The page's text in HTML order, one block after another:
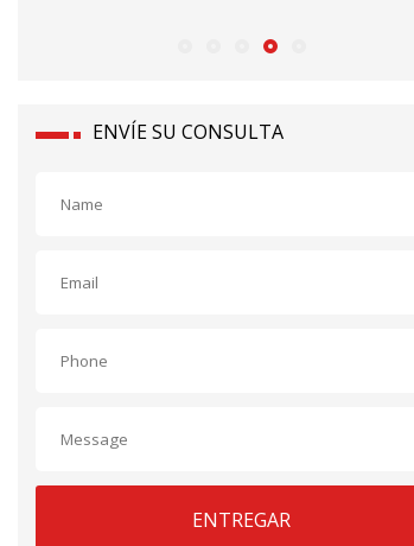
ENVÍE SU CONSULTA
ENTREGAR